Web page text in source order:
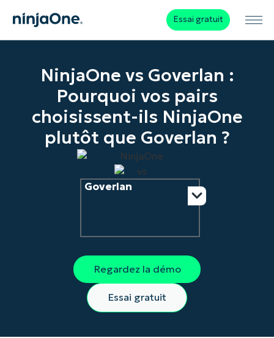
Essai gratuit
NinjaOne vs Goverlan :
Pourquoi vos pairs
choisissent-ils NinjaOne
plutôt que Goverlan ?
Goverlan
Regardez la démo
Essai gratuit